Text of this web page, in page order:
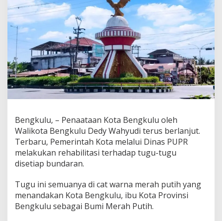
Bengkulu, – Penaataan Kota Bengkulu oleh
Walikota Bengkulu Dedy Wahyudi terus berlanjut.
Terbaru, Pemerintah Kota melalui Dinas PUPR
melakukan rehabilitasi terhadap tugu-tugu
disetiap bundaran.
Tugu ini semuanya di cat warna merah putih yang
menandakan Kota Bengkulu, ibu Kota Provinsi
Bengkulu sebagai Bumi Merah Putih.